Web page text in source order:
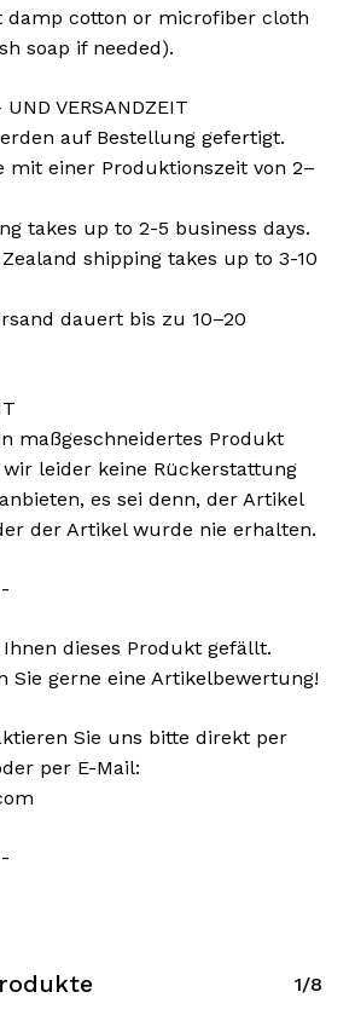
damp cotton or microfiber cloth
soap if needed).
UND VERSANDZEIT
auf Bestellung gefertigt.
mit einer Produktionszeit von 2–
takes up to 2-5 business days.
shipping takes up to 3-10
dauert bis zu 10–20
maßgeschneidertes Produkt
leider keine Rückerstattung
es sei denn, der Artikel
der Artikel wurde nie erhalten.
dieses Produkt gefällt.
Sie gerne eine Artikelbewertung!
Sie uns bitte direkt per
per E-Mail:
1/8